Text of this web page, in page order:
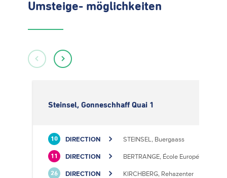
Umsteige- möglichkeiten
Steinsel, Gonneschhaff Quai 1
10 DIRECTION STEINSEL, Buergaass
11 DIRECTION BERTRANGE, École Européenne II
26 DIRECTION KIRCHBERG, Rehazenter